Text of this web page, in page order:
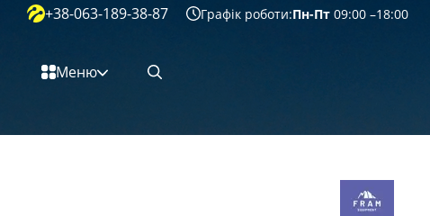
Перейти к основному контенту
+38-063-189-38-87 Графік роботи:Пн-Пт 09:00 –18:00
Меню